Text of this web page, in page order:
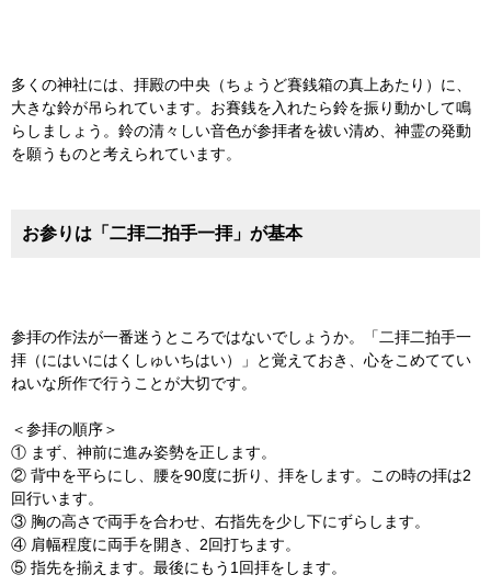
多くの神社には、拝殿の中央（ちょうど賽銭箱の真上あたり）に、
大きな鈴が吊られています。お賽銭を入れたら鈴を振り動かして鳴
らしましょう。鈴の清々しい音色が参拝者を祓い清め、神霊の発動
を願うものと考えられています。
お参りは「二拝二拍手一拝」が基本
参拝の作法が一番迷うところではないでしょうか。「二拝二拍手一
拝（にはいにはくしゅいちはい）」と覚えておき、心をこめててい
ねいな所作で行うことが大切です。
＜参拝の順序＞
① まず、神前に進み姿勢を正します。
② 背中を平らにし、腰を90度に折り、拝をします。この時の拝は2
回行います。
③ 胸の高さで両手を合わせ、右指先を少し下にずらします。
④ 肩幅程度に両手を開き、2回打ちます。
⑤ 指先を揃えます。最後にもう1回拝をします。